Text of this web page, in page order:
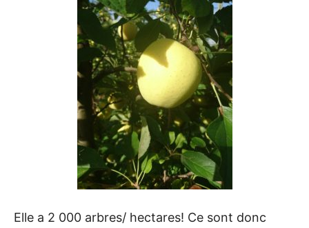
Elle a 2 000 arbres/ hectares! Ce sont donc